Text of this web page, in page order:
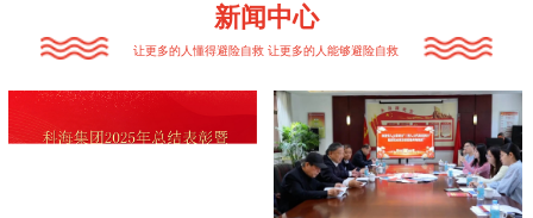
新闻中心
让更多的人懂得避险自救 让更多的人能够避险自救